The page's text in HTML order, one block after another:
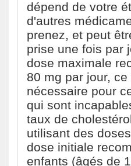
dépend de votre
d'autres
prenez, et peut
prise une fois par
dose maximale
80 mg par jour,
nécessaire pour
qui sont
taux de
utilisant des
dose initiale
enfants (âgés de